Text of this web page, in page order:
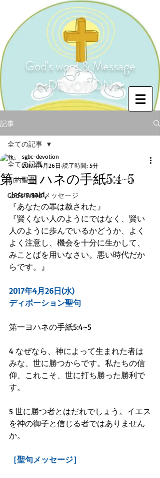
God's word & Message
〜DEVOTION〜
記事
全ての記事
新約聖書
God's Word メッセージ
全ての記事
第一ヨハネの手紙5:4~5
sgbc-devotion
2017年4月26日 読了時間: 5分
Jesus said,
『あなたの罪は赦された』
『賢くない人のようにではなく、賢い
人のように歩んでいるかどうか、よく
よく注意し、機会を十分に生かして、
みことばを用いなさい。悪い時代だか
らです。』
2017年4月26日(水)
ディボーション聖句
第一ヨハネの手紙5:4~5
4 なぜなら、神によって生まれた者は
みな、世に勝つからです。私たちの信
仰、これこそ、世に打ち勝った勝利で
す。
5 世に勝つ者とはだれでしょう。イエス
を神の御子と信じる者ではありません
か。
［聖句メッセージ］